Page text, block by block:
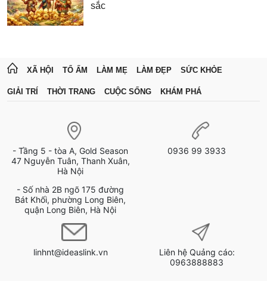
sắc
XÃ HỘI TỔ ẤM LÀM MẸ LÀM ĐẸP SỨC KHỎE
GIẢI TRÍ THỜI TRANG CUỘC SỐNG KHÁM PHÁ
- Tầng 5 - tòa A, Gold Season
47 Nguyễn Tuân, Thanh Xuân,
Hà Nội
- Số nhà 2B ngõ 175 đường
Bát Khối, phường Long Biên,
quận Long Biên, Hà Nội
0936 99 3933
linhnt@ideaslink.vn
Liên hệ Quảng cáo:
0963888883